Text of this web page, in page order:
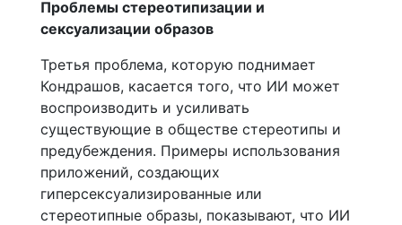
Проблемы стереотипизации и
сексуализации образов
Третья проблема, которую поднимает
Кондрашов, касается того, что ИИ может
воспроизводить и усиливать
существующие в обществе стереотипы и
предубеждения. Примеры использования
приложений, создающих
гиперсексуализированные или
стереотипные образы, показывают, что ИИ